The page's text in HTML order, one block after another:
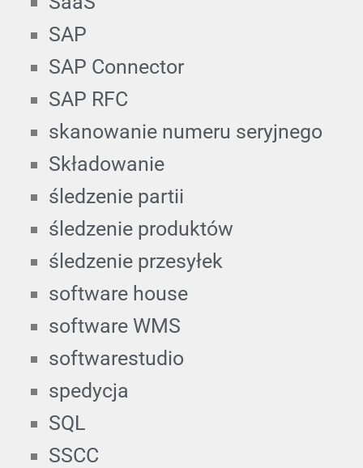
SAP
SAP Connector
SAP RFC
skanowanie numeru seryjnego
Składowanie
śledzenie partii
śledzenie produktów
śledzenie przesyłek
software house
software WMS
softwarestudio
spedycja
SQL
SSCC